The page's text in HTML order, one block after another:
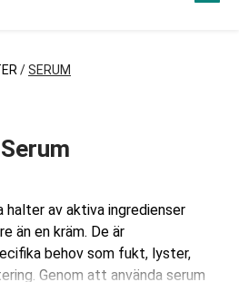
/SERUM
Serum
halter av aktiva ingredienser
än en kräm. De är
behov som fukt, lyster,
Genom att använda serum